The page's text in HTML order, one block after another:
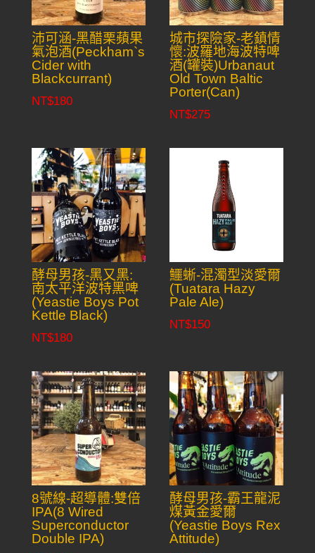
沛可涵-黑醋栗蘋果
氣泡酒(Peckham`s
Cider with
Blackcurrant)
NT$180
城市探險家-老鎮情
懷:波羅地海波特啤
酒(罐裝)Urbanaut
Old Town Baltic
Porter(Can)
NT$275
酵母男孩-黑又黑:
南太平洋波特黑啤
(Yeastie Boys Pot
Kettle Black)
NT$180
鱷蜥-混濁型淡愛爾
(Tuatara Hazy
Pale Ale)
NT$150
8號線-超導體:雙倍
IPA(8 Wired
Superconductor
Double IPA)
酵母男孩-霸王龍泥
煤黃金愛爾
(Yeastie Boys Rex
Attitude)